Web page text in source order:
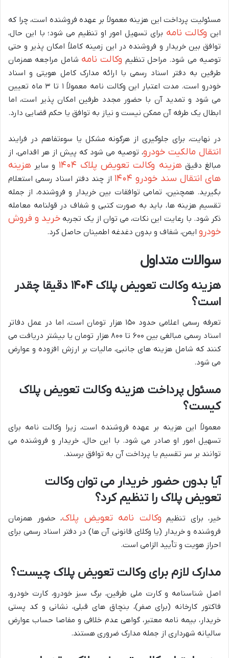
مسئولیت پرداخت این هزینه معمولاً بر عهده فروشنده است، چرا که
این وکالت نامه برای تسهیل امور او تنظیم می شود؛ با این حال،
توافق بین خریدار و فروشنده در این زمینه کاملاً امکان پذیر و حتی
توصیه می شود. مراحل تنظیم وکالت نامه شامل مراجعه همزمان
طرفین به دفتر اسناد رسمی با ارائه مدارک کامل هویتی و اسناد
خودرو است. مدت اعتبار این وکالت نامه معمولاً ۱ تا ۳ ماه تعیین
می شود و تمدید آن با حضور مجدد طرفین امکان پذیر است، اما
ابطال یک طرفه آن ممکن نیست و نیاز به توافق یا حکم قضایی دارد.
در نهایت، برای جلوگیری از هرگونه مشکل یا سوءتفاهم در فرایند
انتقال مالکیت خودرو، توصیه می شود که پیش از هر اقدامی، از
مبالغ دقیقهزینه وکالت تعویض پلاک ۱۴۰۴ و سایر هزینه
های انتقال سند خودرو ۱۴۰۴
از چند دفتر اسناد رسمی استعلام
بگیرید. همچنین، تمامی توافقات بین خریدار و فروشنده، از جمله
تقسیم هزینه ها، باید به صورت کتبی و شفاف در قولنامه معامله
ذکر شود. با رعایت این نکات، می توان از یک تجربه خرید و فروش
خودرو ایمن، شفاف و بدون دغدغه اطمینان حاصل کرد.
سوالات متداول
هزینه وکالت تعویض پلاک ۱۴۰۴ دقیقا چقدر
است؟
تعرفه رسمی اعلامی حدود ۱۵۰ هزار تومان است، اما در عمل دفاتر
اسناد رسمی مبالغی بین ۶۰۰ تا ۸۰۰ هزار تومان یا بیشتر دریافت می
کنند که شامل هزینه های جانبی، مالیات بر ارزش افزوده و عوارض
می شود.
مسئول پرداخت هزینه وکالت تعویض پلاک
کیست؟
معمولاً این هزینه بر عهده فروشنده است، زیرا وکالت نامه برای
تسهیل امور او صادر می شود. با این حال، خریدار و فروشنده می
توانند بر سر تقسیم یا پرداخت آن به توافق برسند.
آیا بدون حضور خریدار می توان وکالت
تعویض پلاک را تنظیم کرد؟
خیر، برای تنظیم وکالت نامه تعویض پلاک، حضور همزمان
فروشنده و خریدار (یا وکلای قانونی آن ها) در دفتر اسناد رسمی برای
احراز هویت و تأیید الزامی است.
مدارک لازم برای وکالت تعویض پلاک چیست؟
اصل شناسنامه و کارت ملی طرفین، برگ سبز خودرو، کارت خودرو،
فاکتور کارخانه (برای صفر)، بنچاق های قبلی، نشانی و کد پستی
خریدار، بیمه نامه معتبر، گواهی عدم خلافی و مفاصا حساب عوارض
سالیانه شهرداری از جمله مدارک ضروری هستند.